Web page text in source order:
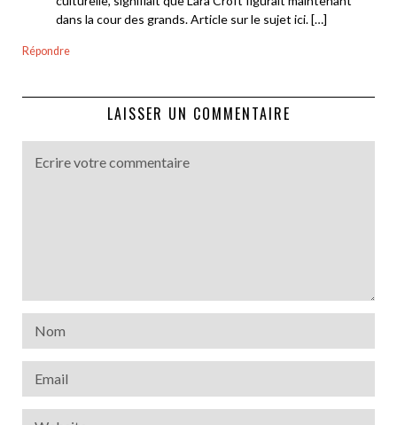
Navigation
de
l’article